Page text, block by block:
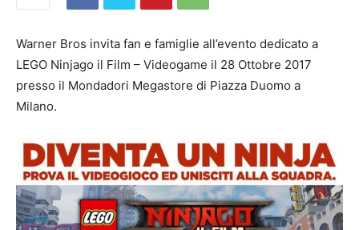
Warner Bros invita fan e famiglie all’evento dedicato a
LEGO Ninjago il Film – Videogame il 28 Ottobre 2017
presso il Mondadori Megastore di Piazza Duomo a
Milano.